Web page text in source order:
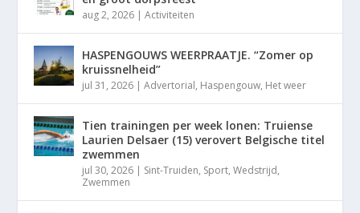
aug 2, 2026 |Activiteiten
HASPENGOUWS WEERPRAATJE. “Zomer op
kruissnelheid”
jul 31, 2026 |Advertorial, Haspengouw, Het weer
Tien trainingen per week lonen: Truiense
Laurien Delsaer (15) verovert Belgische titel
zwemmen
jul 30, 2026 | Sint-Truiden, Sport,Wedstrijd,
Zwemmen